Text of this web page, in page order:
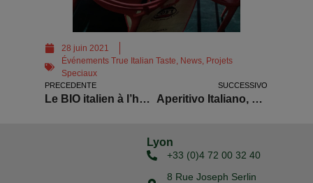
28 juin 2021
Événements True Italian Taste, News, Projets
Speciaux
PRECEDENTE
Le BIO italien à l’honneur à Lyon
SUCCESSIVO
Aperitivo Italiano, Salute !
Lyon
+33 (0)4 72 00 32 40
8 Rue Joseph Serlin